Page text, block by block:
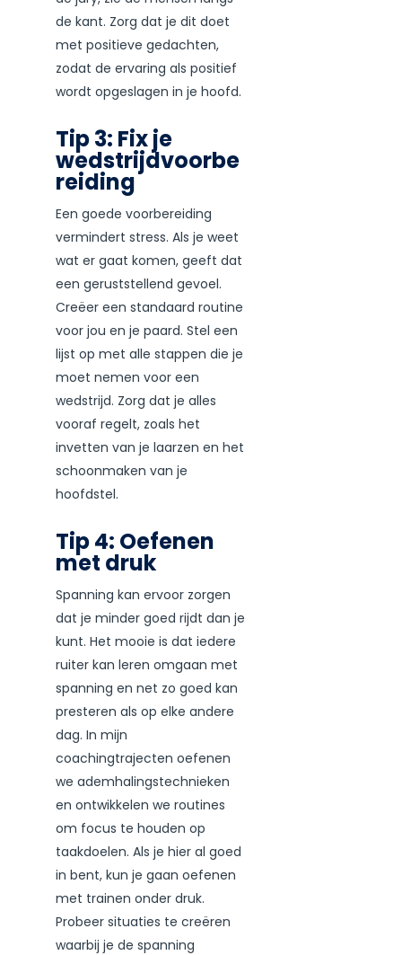
de kant. Zorg dat je dit doet
met positieve gedachten,
zodat de ervaring als positief
wordt opgeslagen in je hoofd.
Tip 3: Fix je
wedstrijdvoorbe
reiding
Een goede voorbereiding
vermindert stress. Als je weet
wat er gaat komen, geeft dat
een geruststellend gevoel.
Creëer een standaard routine
voor jou en je paard. Stel een
lijst op met alle stappen die je
moet nemen voor een
wedstrijd. Zorg dat je alles
vooraf regelt, zoals het
invetten van je laarzen en het
schoonmaken van je
hoofdstel.
Tip 4: Oefenen
met druk
Spanning kan ervoor zorgen
dat je minder goed rijdt dan je
kunt. Het mooie is dat iedere
ruiter kan leren omgaan met
spanning en net zo goed kan
presteren als op elke andere
dag. In mijn
coachingtrajecten oefenen
we ademhalingstechnieken
en ontwikkelen we routines
om focus te houden op
taakdoelen. Als je hier al goed
in bent, kun je gaan oefenen
met trainen onder druk.
Probeer situaties te creëren
waarbij je de spanning